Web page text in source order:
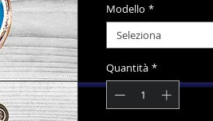
Modello *
Seleziona
Quantità *